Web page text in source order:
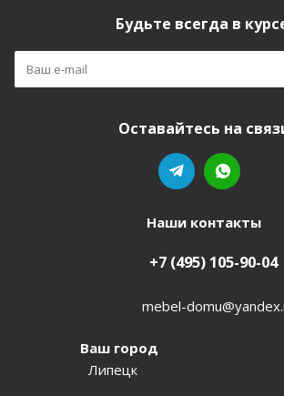
Будьте всегда в
Оставайтесь на
Наши контакты
+7 (495) 105-90-04
mebel-
Ваш город
Липецк